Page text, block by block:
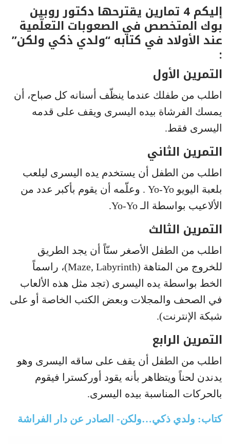
إليكم 4 تمارين يقترحها دكتور روبين
بوك المتخصص في الصعوبات التعلّمية
عند الأولاد في كتابه “ولدي ذكي ولكن”
:
التمرين الأول
اطلب من طفلك عندما ينظّف أسنانه كل صباح، أن
يمسك الفرشاة بيده اليسرى ويقف على قدمه
اليسرى فقط.
التمرين الثاني
اطلب من الطفل أن يستخدم يده اليسرى ليلعب
بلعبة اليويو Yo-Yo . وعلّمه أن يقوم بأكبر عدد من
الألاعيب بواسطة الـ Yo-Yo.
التمرين الثالث
اطلب من الطفل الأصغر سنّاً أن يجد الطريق
للخروج من المتاهة (Maze, Labyrinth)، راسماً
الخط بواسطة يده اليسرى (تجد مثل هذه الألعاب
في الصحف والمجلات وبعض الكتب الخاصة أو على
شبكة الإنترنت).
التمرين الرابع
اطلب من الطفل أن يقف على ساقه اليسرى وهو
يدندن لحناً ويتظاهر بأنه يقود أوركسترا فيقوم
بالحركات المناسبة بيده اليسرى.
كتاب: ولدي ذكي…ولكن- الصادر عن دار الفراشة